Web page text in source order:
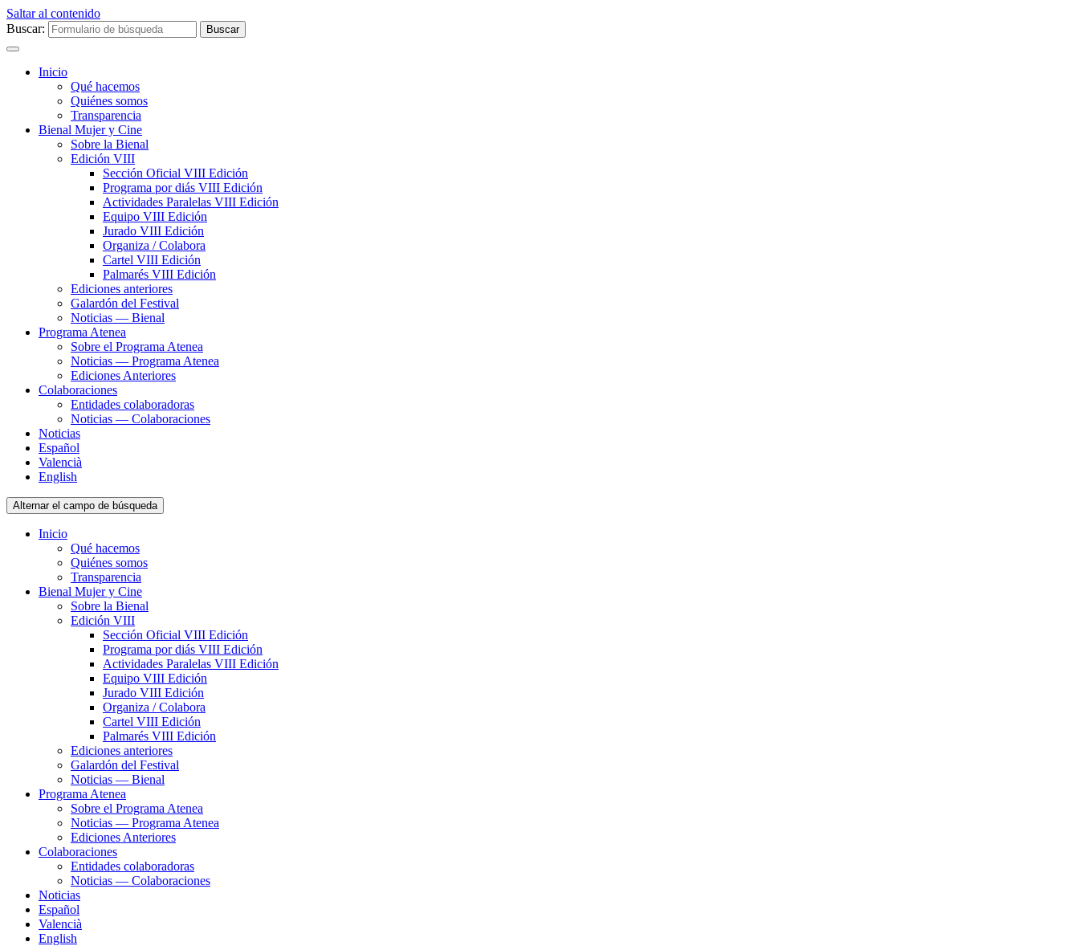
Saltar al contenido
Buscar:
Inicio
Qué hacemos
Quiénes somos
Transparencia
Bienal Mujer y Cine
Sobre la Bienal
Edición VIII
Sección Oficial VIII Edición
Programa por diás VIII Edición
Actividades Paralelas VIII Edición
Equipo VIII Edición
Jurado VIII Edición
Organiza / Colabora
Cartel VIII Edición
Palmarés VIII Edición
Ediciones anteriores
Galardón del Festival
Noticias — Bienal
Programa Atenea
Sobre el Programa Atenea
Noticias — Programa Atenea
Ediciones Anteriores
Colaboraciones
Entidades colaboradoras
Noticias — Colaboraciones
Noticias
Español
Valencià
English
Alternar el campo de búsqueda
Inicio
Qué hacemos
Quiénes somos
Transparencia
Bienal Mujer y Cine
Sobre la Bienal
Edición VIII
Sección Oficial VIII Edición
Programa por diás VIII Edición
Actividades Paralelas VIII Edición
Equipo VIII Edición
Jurado VIII Edición
Organiza / Colabora
Cartel VIII Edición
Palmarés VIII Edición
Ediciones anteriores
Galardón del Festival
Noticias — Bienal
Programa Atenea
Sobre el Programa Atenea
Noticias — Programa Atenea
Ediciones Anteriores
Colaboraciones
Entidades colaboradoras
Noticias — Colaboraciones
Noticias
Español
Valencià
English